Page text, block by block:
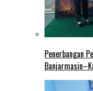
Penerbangan